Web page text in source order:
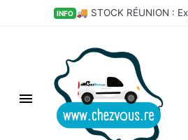
INFO 🚚 STOCK RÉUNION :